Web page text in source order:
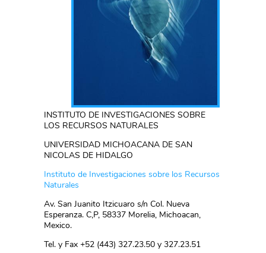
INSTITUTO DE INVESTIGACIONES SOBRE
LOS RECURSOS NATURALES
UNIVERSIDAD MICHOACANA DE SAN
NICOLAS DE HIDALGO
Instituto de Investigaciones sobre los Recursos
Naturales
Av. San Juanito Itzicuaro s/n Col. Nueva
Esperanza. C,P, 58337 Morelia, Michoacan,
Mexico.
Tel. y Fax +52 (443) 327.23.50 y 327.23.51